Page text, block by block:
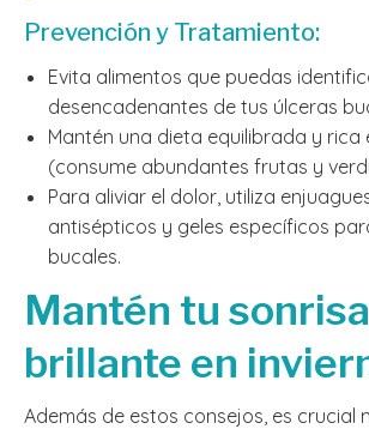
Prevención y Tratamiento:
Evita alimentos que puedas
desencadenantes de tus úlceras
Mantén una dieta equilibrada y rica
(consume abundantes frutas y
Para aliviar el dolor, utiliza
antisépticos y geles específicos
bucales.
Mantén tu sonrisa
brillante en
Además de estos consejos, es crucial